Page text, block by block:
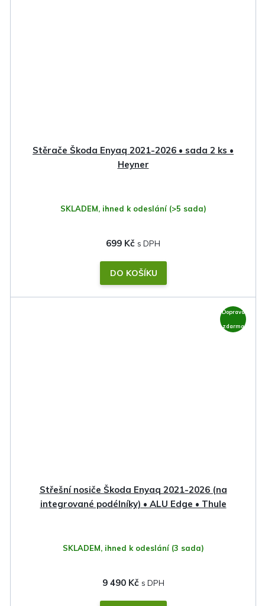
Stěrače Škoda Enyaq 2021-2026 • sada 2 ks •
Heyner
SKLADEM, ihned k odeslání (>5 sada)
699 Kč
DO KOŠÍKU
Doprava
zdarma
Střešní nosiče Škoda Enyaq 2021-2026 (na
integrované podélníky) • ALU Edge • Thule
SKLADEM, ihned k odeslání (3 sada)
9 490 Kč